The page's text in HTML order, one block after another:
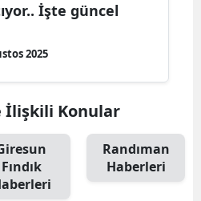
İşte güncel
2025
İlişkili Konular
Fındık
Randıman
Haberleri